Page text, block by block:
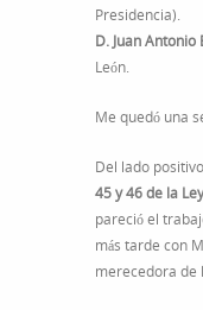
Presidencia).
D. Juan
León.
Me quedó una
Del lado
45 y 46 de la
pareció el
más tarde con
merecedora de